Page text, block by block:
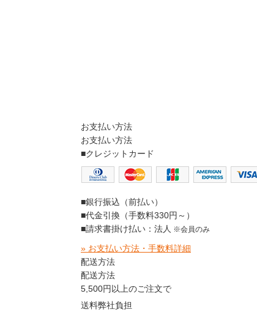
お支払い方法
お支払い方法
■クレジットカード
■銀行振込（前払い）
■代金引換（手数料330円～）
■請求書掛け払い：法人 ※会員のみ
» お支払い方法・手数料詳細
配送方法
配送方法
5,500円以上のご注文で
送料弊社負担